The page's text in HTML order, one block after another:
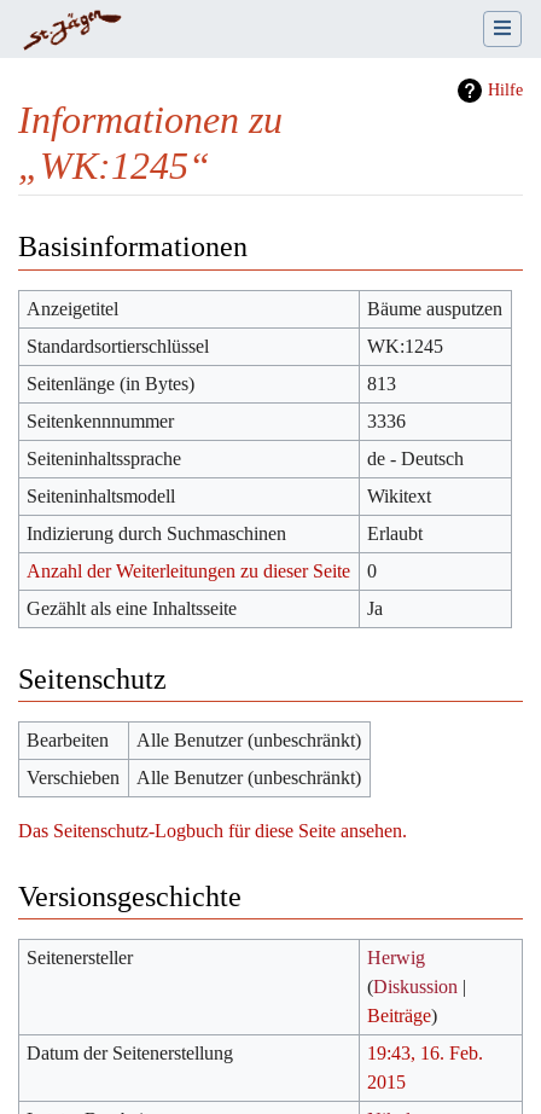
Hilfe
Informationen zu
„WK:1245“
Basisinformationen
Anzeigetitel
Bäume ausputzen
Standardsortierschlüssel
WK:1245
Seitenlänge (in Bytes)
813
Seitenkennnummer
3336
Seiteninhaltssprache
de - Deutsch
Seiteninhaltsmodell
Wikitext
Indizierung durch Suchmaschinen
Erlaubt
Anzahl der Weiterleitungen zu dieser Seite
0
Gezählt als eine Inhaltsseite
Ja
Seitenschutz
Bearbeiten
Alle Benutzer (unbeschränkt)
Verschieben
Alle Benutzer (unbeschränkt)
Das Seitenschutz-Logbuch für diese Seite ansehen.
Versionsgeschichte
Seitenersteller
Herwig
(Diskussion |
Beiträge)
Datum der Seitenerstellung
19:43, 16. Feb.
2015